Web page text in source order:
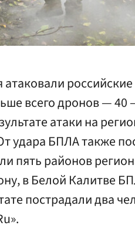
атаковали
всего дронов — 40
атаки на
удара БПЛА также
пять районов
в Белой Калитве
пострадали два